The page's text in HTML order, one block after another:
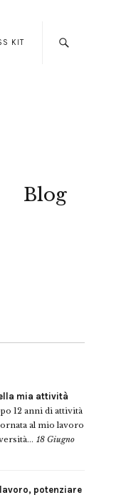
KIT
Blog
mia attività
12 anni di attività
al mio lavoro
18 Giugno
potenziare